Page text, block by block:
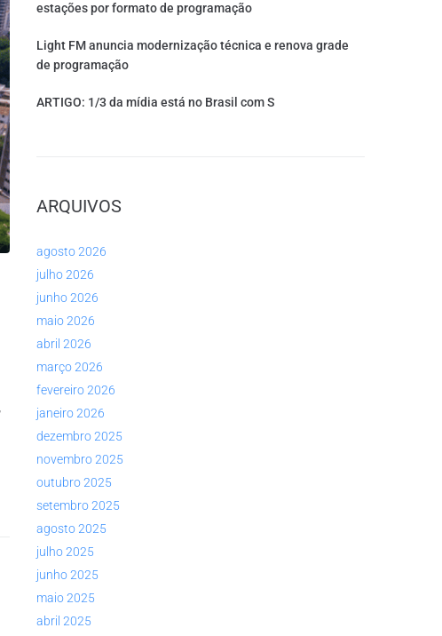
estações por formato de programação
Light FM anuncia modernização técnica e renova grade
de programação
ARTIGO: 1/3 da mídia está no Brasil com S
ARQUIVOS
agosto 2026
julho 2026
junho 2026
maio 2026
abril 2026
março 2026
fevereiro 2026
janeiro 2026
dezembro 2025
novembro 2025
outubro 2025
setembro 2025
agosto 2025
julho 2025
junho 2025
maio 2025
abril 2025